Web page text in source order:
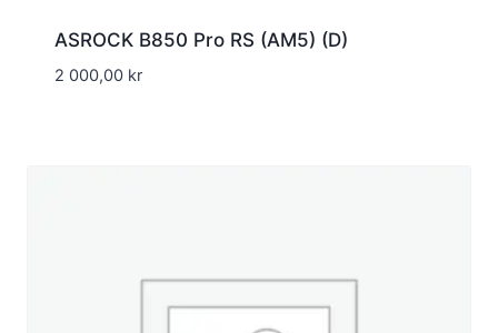
ASROCK B850 Pro RS (AM5) (D)
2 000,00 kr